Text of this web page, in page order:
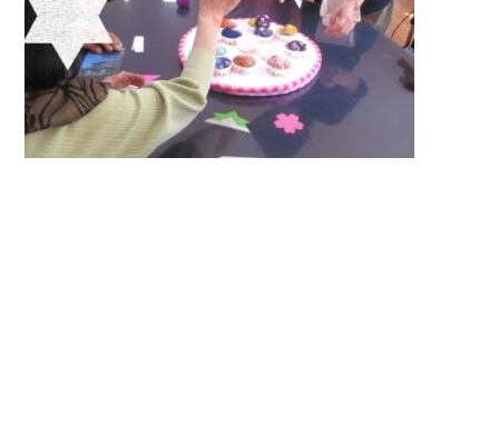
入居までの
流れ
ブログ